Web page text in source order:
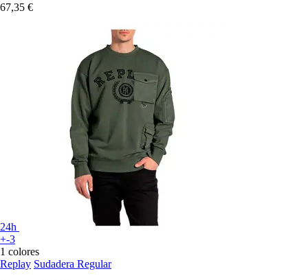
67,35 €
24h
+-3
1 colores
Replay Sudadera Regular